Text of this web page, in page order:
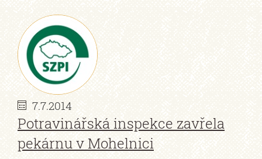
7.7.2014
Potravinářská inspekce zavřela
pekárnu v Mohelnici